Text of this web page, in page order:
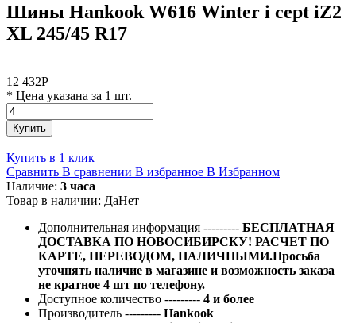
Шины Hankook W616 Winter i cept iZ2
XL 245/45 R17
12 432Р
* Цена указана за 1 шт.
Купить
Купить в 1 клик
Сравнить В сравнении В избранное В Избранном
Наличие: 3 часа
Товар в наличии: ДаНет
Дополнительная информация --------- БЕСПЛАТНАЯ
ДОСТАВКА ПО НОВОСИБИРСКУ! РАСЧЕТ ПО
КАРТЕ, ПЕРЕВОДОМ, НАЛИЧНЫМИ.Просьба
уточнять наличие в магазине и возможность заказа
не кратное 4 шт по телефону.
Доступное количество --------- 4 и более
Производитель --------- Hankook